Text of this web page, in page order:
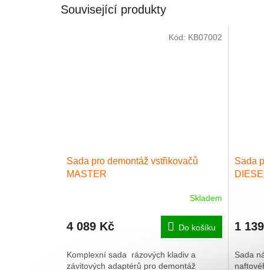
Související produkty
Sada pro demontáž vstřikovačů
MASTER
Skladem
4 089 Kč Do košíku
Komplexní sada rázových kladiv a
závitových adaptérů pro demontáž
Kód: KB07002
Sada
1
Sada